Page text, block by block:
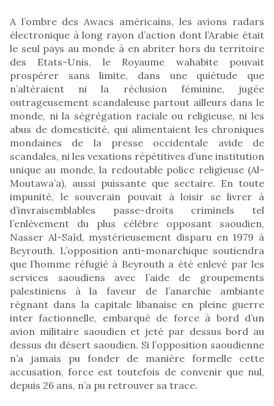
A l’ombre des Awacs américains, les avions radars
électronique à long rayon d’action dont l’Arabie était
le seul pays au monde à en abriter hors du territoire
des Etats-Unis, le Royaume wahabite pouvait
prospérer sans limite, dans une quiétude que
n’altéraient ni la réclusion féminine, jugée
outrageusement scandaleuse partout ailleurs dans le
monde, ni la ségrégation raciale ou religieuse, ni les
abus de domesticité, qui alimentaient les chroniques
mondaines de la presse occidentale avide de
scandales, ni les vexations répétitives d’une institution
unique au monde, la redoutable police religieuse (Al-
Moutawa’a), aussi puissante que sectaire. En toute
impunité, le souverain pouvait à loisir se livrer à
d’invraisemblables passe-droits criminels tel
l’enlèvement du plus célèbre opposant saoudien,
Nasser Al-Saîd, mystérieusement disparu en 1979 à
Beyrouth. L’opposition anti-monarchique soutiendra
que l’homme réfugié à Beyrouth a été enlevé par les
services saoudiens avec l’aide de groupements
palestiniens à la faveur de l’anarchie ambiante
régnant dans la capitale libanaise en pleine guerre
inter factionnelle, embarqué de force à bord d’un
avion militaire saoudien et jeté par dessus bord au
dessus du désert saoudien. Si l’opposition saoudienne
n’a jamais pu fonder de manière formelle cette
accusation, force est toutefois de convenir que nul,
depuis 26 ans, n’a pu retrouver sa trace.